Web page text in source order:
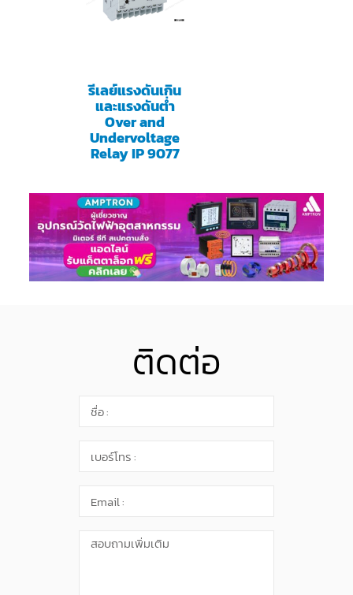
รีเลย์แรงดันเกิน
และแรงดันต่ำ
Over and
Undervoltage
Relay IP 9077
ติดต่อ